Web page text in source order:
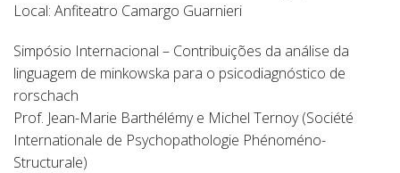
Local: Anfiteatro Camargo Guarnieri
Simpósio Internacional – Contribuições da análise da
linguagem de minkowska para o psicodiagnóstico de
rorschach
Prof. Jean-Marie Barthélémy e Michel Ternoy (Société
Internationale de Psychopathologie Phénoméno-
Structurale)